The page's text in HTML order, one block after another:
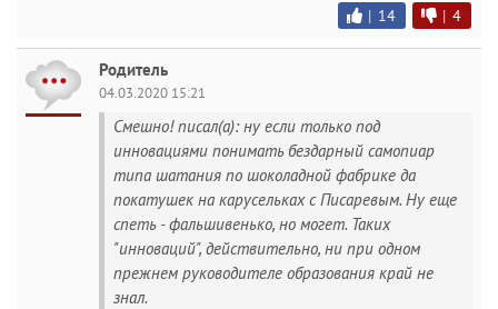
| 14 | 4
Родитель
04.03.2020 15:21
Смешно! писал(а): ну если только под
инновациями понимать бездарный самопиар
типа шатания по шоколадной фабрике да
покатушек на карусельках с Писаревым. Ну еще
спеть - фальшивенько, но могет. Таких
"инноваций", действительно, ни при одном
прежнем руководителе образования край не
знал.